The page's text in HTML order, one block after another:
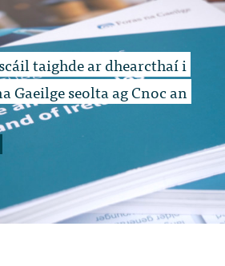
taighde ar dhearcthaí i
Gaeilge seolta ag Cnoc an